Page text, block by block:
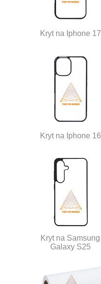
Kryt na Iphone 17
Kryt na Iphone 16
Kryt na Samsung
Galaxy S25